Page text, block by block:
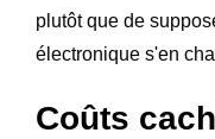
plutôt que de
électronique s'en
Coûts